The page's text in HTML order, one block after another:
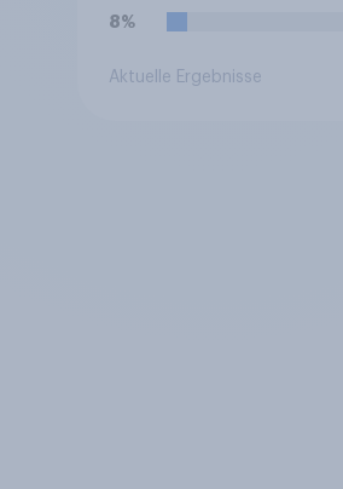
Wie stehen Sie zu dem
8%
Aktuelle Ergebnisse